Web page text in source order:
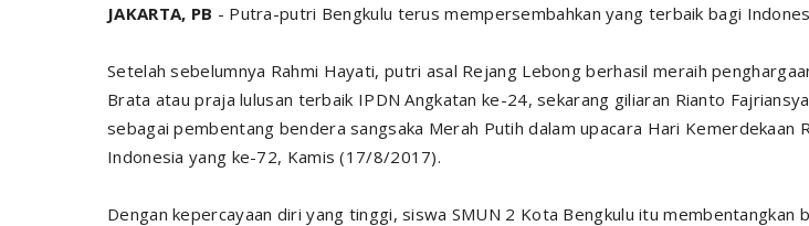
JAKARTA, PB - Putra-putri Bengkulu terus mempersembahkan yang terbaik bagi
Setelah sebelumnya Rahmi Hayati, putri asal Rejang Lebong berhasil meraih
Brata atau praja lulusan terbaik IPDN Angkatan ke-24, sekarang giliaran Rianto
sebagai pembentang bendera sangsaka Merah Putih dalam upacara Hari Kemerdekaan
Indonesia yang ke-72, Kamis (17/8/2017).
Dengan kepercayaan diri yang tinggi, siswa SMUN 2 Kota Bengkulu itu membentangkan